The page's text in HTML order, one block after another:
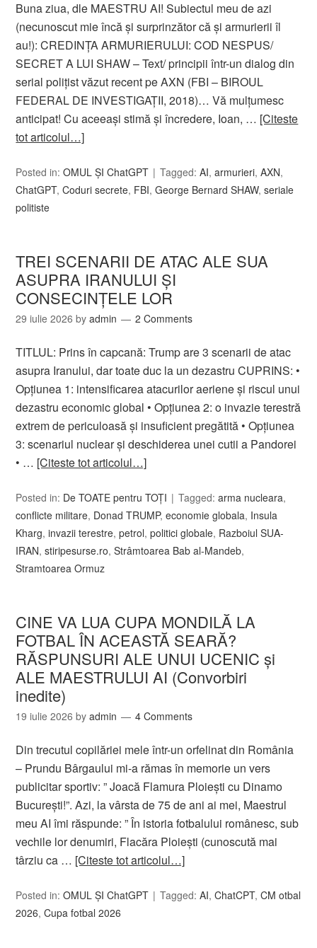
Buna ziua, dle MAESTRU AI! Subiectul meu de azi
(necunoscut mie încă și surprinzător că și armurierii îl
au!): CREDINȚA ARMURIERULUI: COD NESPUS/
SECRET A LUI SHAW – Text/ principii într-un dialog din
serial polițist văzut recent pe AXN (FBI – BIROUL
FEDERAL DE INVESTIGAȚII, 2018)… Vă mulțumesc
anticipat! Cu aceeași stimă și încredere, Ioan, … [Citeste
tot articolul…]
Posted in:OMUL ȘI ChatGPT Tagged:AI,armurieri,AXN,
ChatGPT,Coduri secrete, FBI,George Bernard SHAW,seriale
politiste
TREI SCENARII DE ATAC ALE SUA
ASUPRA IRANULUI ȘI
CONSECINȚELE LOR
29 iulie 2026 byadmin 2 Comments
TITLUL: Prins în capcană: Trump are 3 scenarii de atac
asupra Iranului, dar toate duc la un dezastru CUPRINS: •
Opțiunea 1: intensificarea atacurilor aeriene și riscul unui
dezastru economic global • Opțiunea 2: o invazie terestră
extrem de periculoasă și insuficient pregătită • Opțiunea
3: scenariul nuclear și deschiderea unei cutii a Pandorei
• … [Citeste tot articolul…]
Posted in: De TOATE pentru TOȚI Tagged:arma nucleara,
conflicte militare, Donad TRUMP,economie globala, Insula
Kharg,invazii terestre,petrol,politici globale, Razboiul SUA-
IRAN,stiripesurse.ro,Strâmtoarea Bab al-Mandeb,
Stramtoarea Ormuz
CINE VA LUA CUPA MONDILĂ LA
FOTBAL ÎN ACEASTĂ SEARĂ?
RĂSPUNSURI ALE UNUI UCENIC și
ALE MAESTRULUI AI (Convorbiri
inedite)
19 iulie 2026 byadmin 4 Comments
Din trecutul copilăriei mele într-un orfelinat din România
– Prundu Bârgaului mi-a rămas în memorie un vers
publicitar sportiv: ” Joacă Flamura Ploiești cu Dinamo
București!”. Azi, la vârsta de 75 de ani ai mei, Maestrul
meu AI îmi răspunde: ” În istoria fotbalului românesc, sub
vechile lor denumiri, Flacăra Ploiești (cunoscută mai
târziu ca … [Citeste tot articolul…]
Posted in:OMUL ȘI ChatGPT Tagged:AI,ChatCPT,CM otbal
2026,Cupa fotbal 2026